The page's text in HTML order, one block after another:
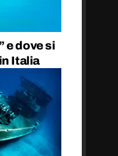
e dove si
Italia